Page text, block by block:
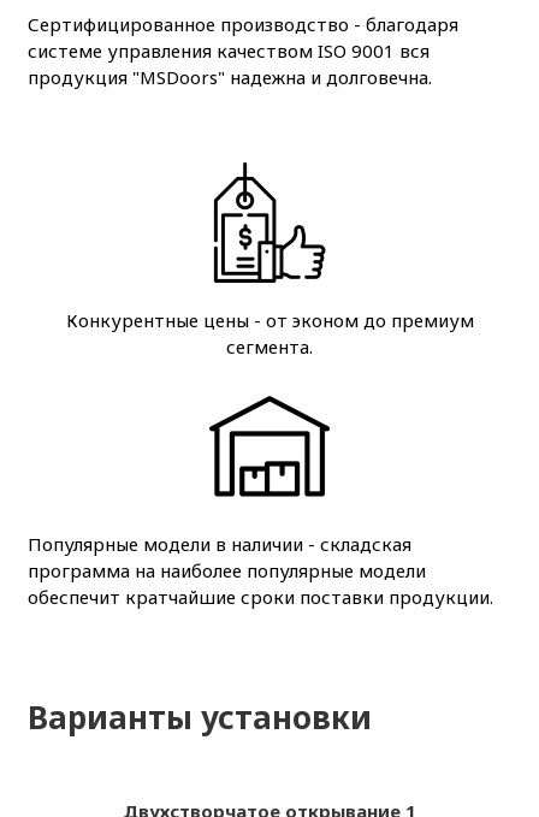
Сертифицированное производство - благодаря
системе управления качеством ISO 9001 вся
продукция "MSDoors" надежна и долговечна.
Конкурентные цены - от эконом до премиум
сегмента.
Популярные модели в наличии - складская
программа на наиболее популярные модели
обеспечит кратчайшие сроки поставки продукции.
Варианты установки
Двухстворчатое открывание 1